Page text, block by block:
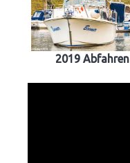
2019 Abfahren